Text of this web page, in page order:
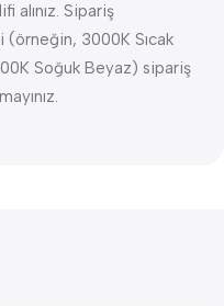
alınız. Sipariş
(örneğin, 3000K Sıcak
Soğuk Beyaz) sipariş